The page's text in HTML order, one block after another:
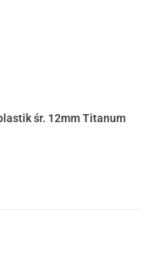
śr. 12mm Titanum